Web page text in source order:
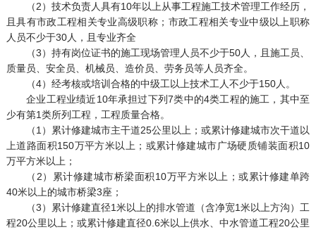
（2）技术负责人具有10年以上从事工程施工技术管理工作经历，
且具有市政工程相关专业高级职称；市政工程相关专业中级以上职称
人员不少于30人，且专业齐全
（3）持有岗位证书的施工现场管理人员不少于50人，且施工员、
质量员、安全员、机械员、造价员、劳务员等人员齐全。
（4）经考核或培训合格的中级工以上技术工人不少于150人。
企业工程业绩近10年承担过下列7类中的4类工程的施工，其中至
少有第1类所列工程，工程质量合格。
（1）累计修建城市主干道25公里以上；或累计修建城市次干道以
上道路面积150万平方米以上；或累计修建城市广场硬质铺装面积10
万平方米以上；
（2）累计修建城市桥梁面积10万平方米以上；或累计修建单跨
40米以上的城市桥梁3座；
（3）累计修建直径1米以上的排水管道（含净宽1米以上方沟）工
程20公里以上；或累计修建直径0.6米以上供水、中水管道工程20公里